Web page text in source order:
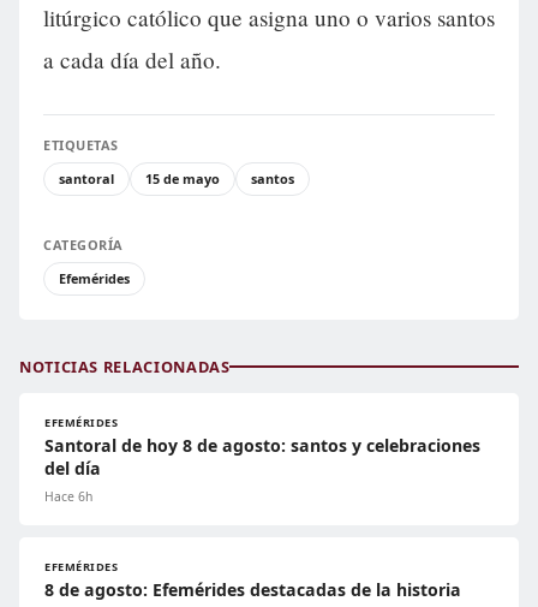
litúrgico católico que asigna uno o varios santos
a cada día del año.
ETIQUETAS
santoral
15 de mayo santos
CATEGORÍA
Efemérides
NOTICIAS RELACIONADAS
EFEMÉRIDES
Santoral de hoy 8 de agosto: santos y celebraciones
del día
Hace 6h
EFEMÉRIDES
8 de agosto: Efemérides destacadas de la historia